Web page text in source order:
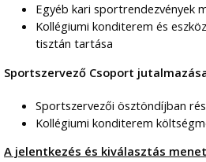
Egyéb kari sportrendezvények
Kollégiumi konditerem és
tisztán tartása
Sportszervező Csoport
Sportszervezői ösztöndíjban
Kollégiumi konditerem
A jelentkezés és kiválasztás